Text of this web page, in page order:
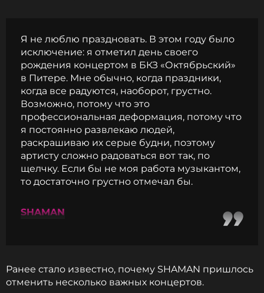
Фото: ТАСС
Читайте нас в Телеграме, чтобы
оставаться в курсе событий
ПОДПИСАТЬСЯ
Я не люблю праздновать. В этом году было
исключение: я отметил день своего
рождения концертом в БКЗ «Октябрьский»
в Питере. Мне обычно, когда праздники,
когда все радуются, наоборот, грустно.
Возможно, потому что это
профессиональная деформация, потому что
я постоянно развлекаю людей,
раскрашиваю их серые будни, поэтому
артисту сложно радоваться вот так, по
щелчку. Если бы не моя работа музыкантом,
то достаточно грустно отмечал бы.
SHAMAN
Ранее стало известно, почему SHAMAN пришлось
отменить несколько важных концертов.